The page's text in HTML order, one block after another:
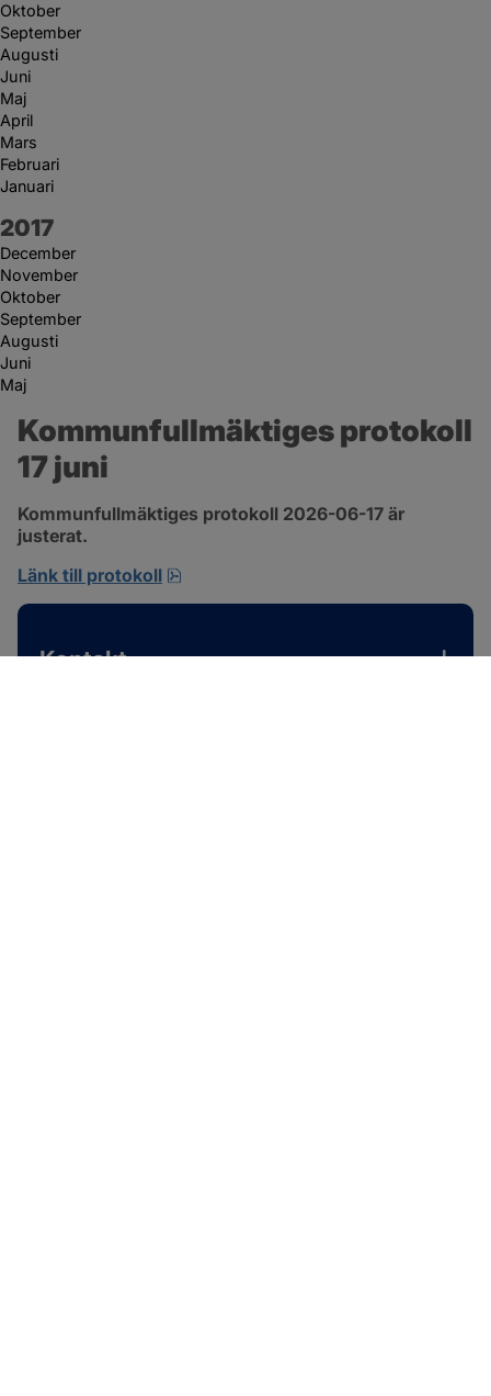
Oktober
September
Augusti
Juni
Maj
April
Mars
Februari
Januari
År:
2017
December
November
Oktober
September
Augusti
Juni
Maj
Kommunfullmäktiges protokoll
17 juni
Kommunfullmäktiges protokoll 2026-06-17 är
justerat.
Länk till protokoll
Kontakt